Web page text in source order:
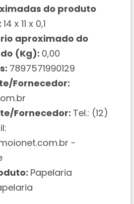
do produto
14 x 11 x 0,1
aproximado do
(Kg): 0,00
7897571990129
Fornecedor:
Fornecedor: Tel.: (12)
-
Papelaria